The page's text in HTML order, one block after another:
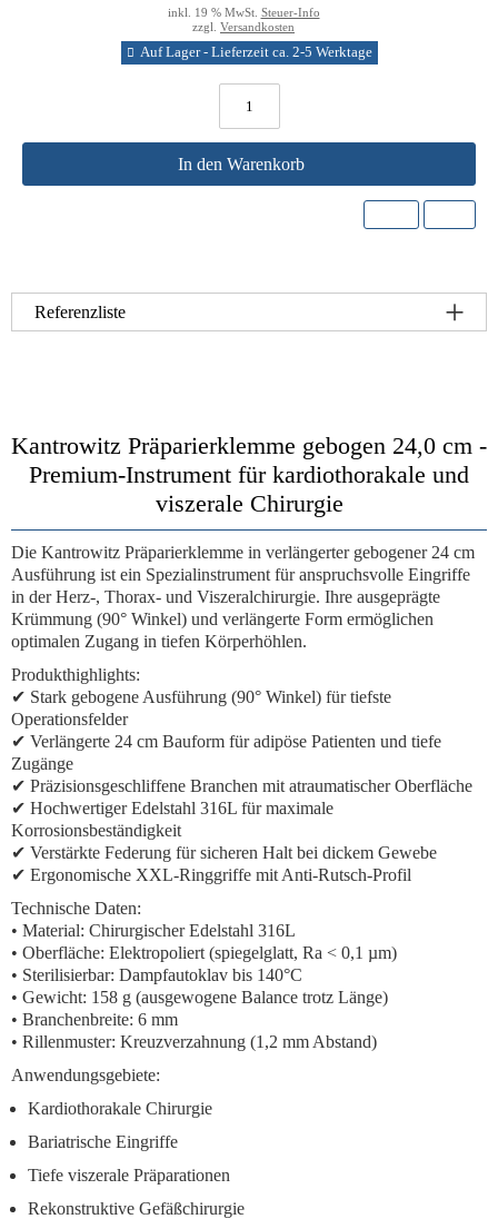
inkl. 19 % MwSt. Steuer-Info
zzgl. Versandkosten
Auf Lager - Lieferzeit ca. 2-5 Werktage
In den Warenkorb
Referenzliste
Kantrowitz Präparierklemme gebogen 24,0 cm -
Premium-Instrument für kardiothorakale und
viszerale Chirurgie
Die Kantrowitz Präparierklemme in verlängerter gebogener 24 cm
Ausführung ist ein Spezialinstrument für anspruchsvolle Eingriffe
in der Herz-, Thorax- und Viszeralchirurgie. Ihre ausgeprägte
Krümmung (90° Winkel) und verlängerte Form ermöglichen
optimalen Zugang in tiefen Körperhöhlen.
Produkthighlights:
✔ Stark gebogene Ausführung (90° Winkel) für tiefste
Operationsfelder
✔ Verlängerte 24 cm Bauform für adipöse Patienten und tiefe
Zugänge
✔ Präzisionsgeschliffene Branchen mit atraumatischer Oberfläche
✔ Hochwertiger Edelstahl 316L für maximale
Korrosionsbeständigkeit
✔ Verstärkte Federung für sicheren Halt bei dickem Gewebe
✔ Ergonomische XXL-Ringgriffe mit Anti-Rutsch-Profil
Technische Daten:
• Material: Chirurgischer Edelstahl 316L
• Oberfläche: Elektropoliert (spiegelglatt, Ra < 0,1 µm)
• Sterilisierbar: Dampfautoklav bis 140°C
• Gewicht: 158 g (ausgewogene Balance trotz Länge)
• Branchenbreite: 6 mm
• Rillenmuster: Kreuzverzahnung (1,2 mm Abstand)
Anwendungsgebiete:
Kardiothorakale Chirurgie
Bariatrische Eingriffe
Tiefe viszerale Präparationen
Rekonstruktive Gefäßchirurgie